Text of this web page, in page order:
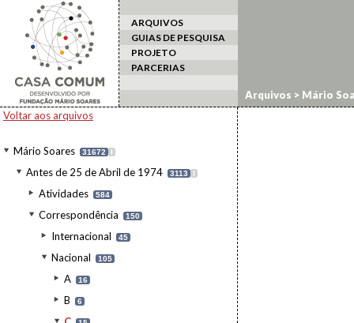
ARQUIVOS
GUIAS DE PESQUISA
PROJETO
PARCERIAS
Voltar aos arquivos
Mário Soares 31672 I
Antes de 25 de Abril de 1974 3113 I
Atividades 584
Correspondência 150
Internacional 45
Nacional 105
A 16
B 6
Arquivos > Mário